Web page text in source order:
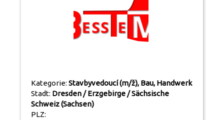
Kategorie:Stavbyvedoucí (m/ž), Bau, Handwerk
Stadt: Dresden / Erzgebirge / Sächsische
Schweiz (Sachsen)
PLZ: